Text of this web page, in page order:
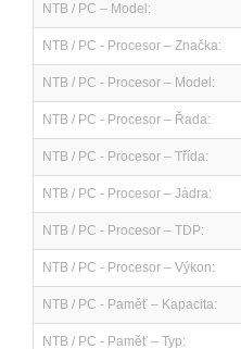
NTB / PC – Model:
NTB / PC - Procesor – Značka:
NTB / PC - Procesor – Model:
NTB / PC - Procesor – Řada:
NTB / PC - Procesor – Třída:
NTB / PC - Procesor – Jádra:
NTB / PC - Procesor – TDP:
NTB / PC - Procesor – Výkon:
NTB / PC - Paměť – Kapacita:
NTB / PC - Paměť – Typ: